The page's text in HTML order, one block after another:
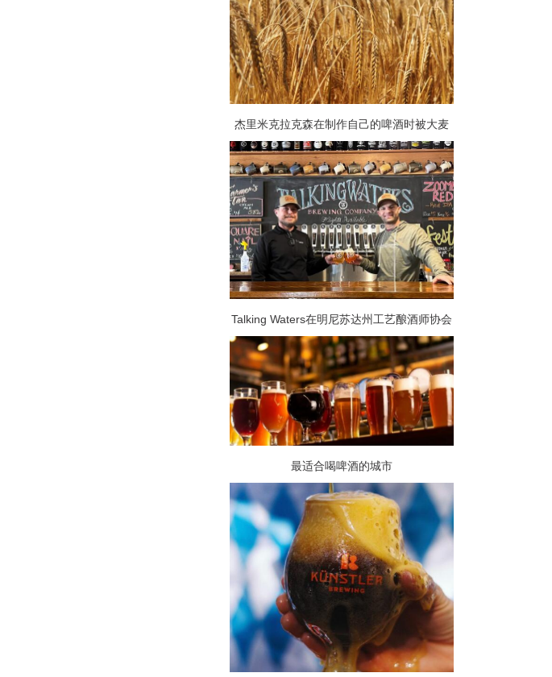
杰里米克拉克森在制作自己的啤酒时被大麦
加价吓坏了
Talking Waters在明尼苏达州工艺酿酒师协会
的酿酒师杯上获得两枚奖牌
最适合喝啤酒的城市